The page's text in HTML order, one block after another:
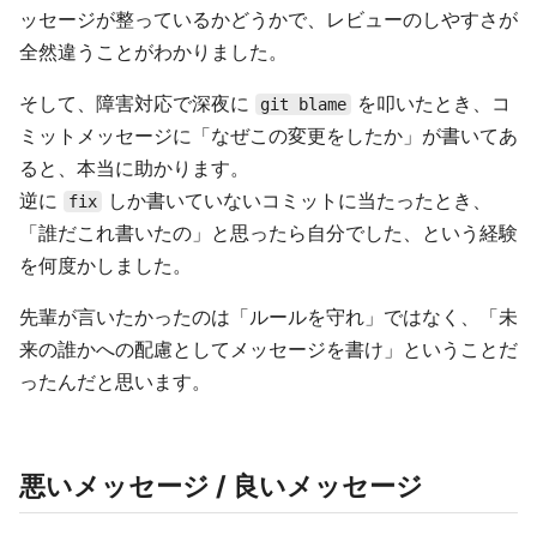
ッセージが整っているかどうかで、レビューのしやすさが
全然違うことがわかりました。
そして、障害対応で深夜に git blame
を叩いたとき、コ
ミットメッセージに「なぜこの変更をしたか」が書いてあ
ると、本当に助かります。
逆に
fix
しか書いていないコミットに当たったとき、
「誰だこれ書いたの」と思ったら自分でした、という経験
を何度かしました。
先輩が言いたかったのは「ルールを守れ」ではなく、「未
来の誰かへの配慮としてメッセージを書け」ということだ
ったんだと思います。
悪いメッセージ / 良いメッセージ